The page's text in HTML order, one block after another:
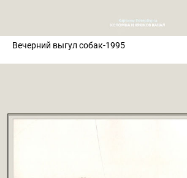
Вечерний выгул собак-1995